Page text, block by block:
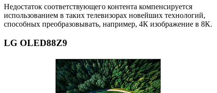
Недостаток соответствующего контента компенсируется
использованием в таких телевизорах новейших технологий,
способных преобразовывать, например, 4К изображение в 8К.
LG OLED88Z9